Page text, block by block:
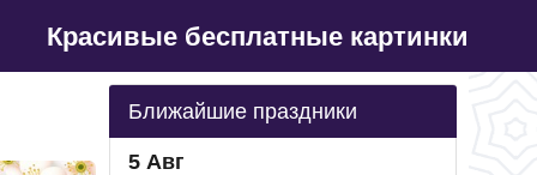
Красивые бесплатные картинки
Ближайшие праздники
5 Авг